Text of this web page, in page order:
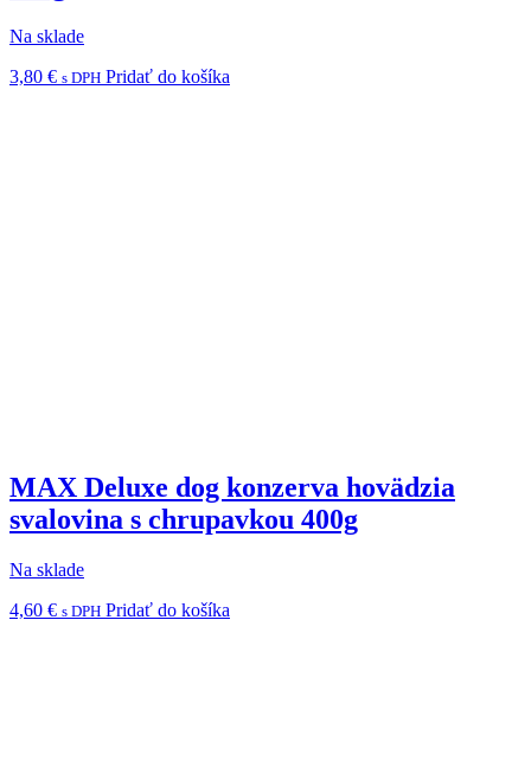
Na sklade
3,80 € s DPH Pridať do košíka
MAX Deluxe dog konzerva hovädzia
svalovina s chrupavkou 400g
Na sklade
4,60 € s DPH Pridať do košíka